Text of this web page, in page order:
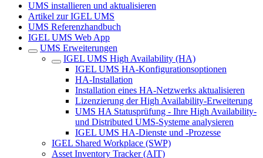
UMS installieren und aktualisieren
Artikel zur IGEL UMS
UMS Referenzhandbuch
IGEL UMS Web App
UMS Erweiterungen
IGEL UMS High Availability (HA)
IGEL UMS HA-Konfigurationsoptionen
HA-Installation
Installation eines HA-Netzwerks aktualisieren
Lizenzierung der High Availability-Erweiterung
UMS HA Statusprüfung - Ihre High Availability-
und Distributed UMS-Systeme analysieren
IGEL UMS HA-Dienste und -Prozesse
IGEL Shared Workplace (SWP)
Asset Inventory Tracker (AIT)